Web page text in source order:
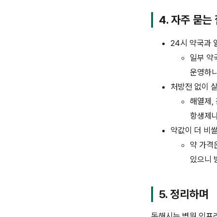
4.자주 묻는
24시 약국과
일부 약
운영하
처방전 없이
해열제,
항생제
약값이 더 비
약 가격
있으니
5.정리하며